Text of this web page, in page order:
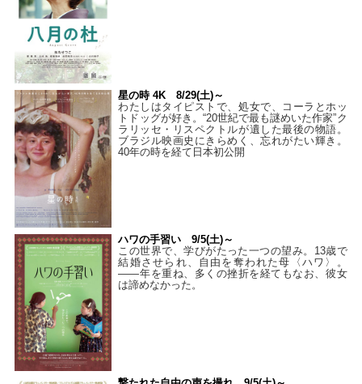
星の時 4K 8/29(土)～
わたしはタイピストで、処⼥で、コーラとホッ
トドッグが好き。“20世紀で最も謎めいた作家”ク
ラリッセ・リスペクトルが遺した最後の物語。
ブラジル映画史にきらめく、忘れがたい輝き。
40年の時を経て⽇本初公開
ハワの手習い 9/5(土)～
この世界で、学びがたった一つの望み。13歳で
結婚させられ、自由を奪われた母〈ハワ〉。
——年を重ね、多くの挫折を経てもなお、彼女
は諦めなかった。